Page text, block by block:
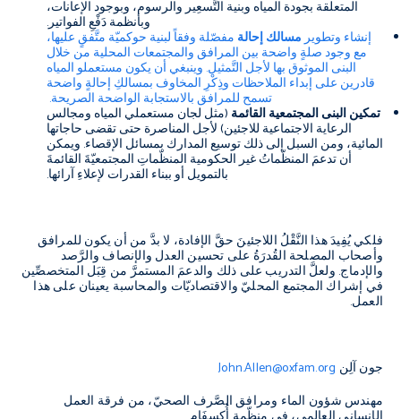
المتعلقة بجودة المياه وبنية التَّسعِير والرسوم، وبوجود الإعانات،
وبأنظمة دَفْعِ الفواتير.
إنشاء وتطويرمسالك إحالة مفصّلة وفقاً لبنية حوكميّة متَّفقٍ عليها،
مع وجود صلةٍ واضحة بين المرافق والمجتمعات المحلية من خلال
البنى الموثوق بها لأجل التَّمثيل. وينبغي أن يكون مستعملو المياه
قادرين على إبداء الملاحظات وذِكْرِ المخاوف بمسالكِ إحالةٍ واضحة
تسمح للمرافق بالاستجابة الواضحة الصريحة.
تمكين البنى المجتمعية القائمة (مثل لجان مستعملي المياه ومجالس
الرعاية الاجتماعية للاجئين) لأجل المناصرة حتى تقضى حاجاتها
المائية، ومن السبل إلى ذلك توسيع المدارك بمسائل الإقصاء. ويمكن
أن تدعمَ المنظّماتُ غير الحكومية المنظّماتِ المجتمعيّةَ القائمةَ
بالتمويل أو ببناء القدرات لإعلاءِ آرائها.
فلكي يُفِيدَ هذا النَّقْلُ اللاجئينَ حقَّ الإفادة، لا بدَّ من أن يكون للمرافق
وأصحاب المصلحة القُدرَةُ على تحسين العدل والإنصاف والرَّصد
والإدماج. ولعلَّ التدريب على ذلك والدعمَ المستمرَّ من قِبَل المتخصصِّين
في إشراك المجتمع المحليّ والاقتصاديّات والمحاسبة يعينان على هذا
العمل.
جون آلِن John.Allen@oxfam.org
مهندس شؤون الماء ومرافق الصَّرف الصحيّ، من فرقة العمل